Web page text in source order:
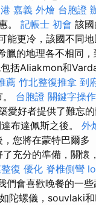
嘉義 外燴 台胞證
。 記帳士 初會 該
能更冷，該國不同
臘的地理各不相同
括Aliakmon和
薦 竹北整復推拿 到
台胞證 關鍵字操作
愛好者提供了難忘
布達佩斯之後。 外
，您將在蒙特巴爾多
充分的準備，關懷
復 優化 脊椎側彎
們會喜歡晚餐的一
陀螺儀，souvlaki